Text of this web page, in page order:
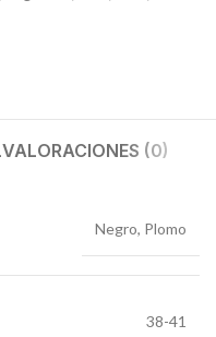
VALORACIONES (0)
Negro, Plomo
38-41